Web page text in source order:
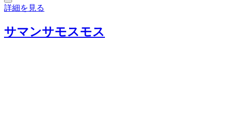
詳細を見る
サマンサモスモス